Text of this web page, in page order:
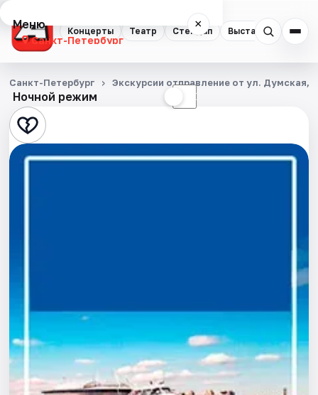
Концерты Театр Стендап Выставки
Меню ×
Санкт-Петербург
Концерты
Театр
Стендап
Города
Площадки
Ночной режим ☾
Санкт-Петербург Экскурсии отправление от ул. Думская,